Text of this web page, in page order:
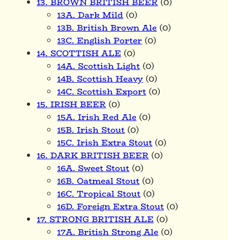
13A. Dark Mild(0)
13B. British Brown Ale(0)
13C. English Porter(0)
14. SCOTTISH ALE(0)
14A. Scottish Light(0)
14B. Scottish Heavy(0)
14C. Scottish Export(0)
15. IRISH BEER(0)
15A. Irish Red Ale(0)
15B. Irish Stout(0)
15C. Irish Extra Stout(0)
16. DARK BRITISH BEER(0)
16A. Sweet Stout(0)
16B. Oatmeal Stout(0)
16C. Tropical Stout(0)
16D. Foreign Extra Stout(0)
17. STRONG BRITISH ALE(0)
17A. British Strong Ale(0)